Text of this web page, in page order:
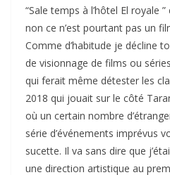
“Sale temps à l’hôtel El royale
non ce n’est pourtant pas un
Comme d’habitude je décline
de visionnage de films ou
qui ferait même détester les
2018 qui jouait sur le côté
où un certain nombre
série d’événements imprévus
sucette. Il va sans dire que
une direction artistique au